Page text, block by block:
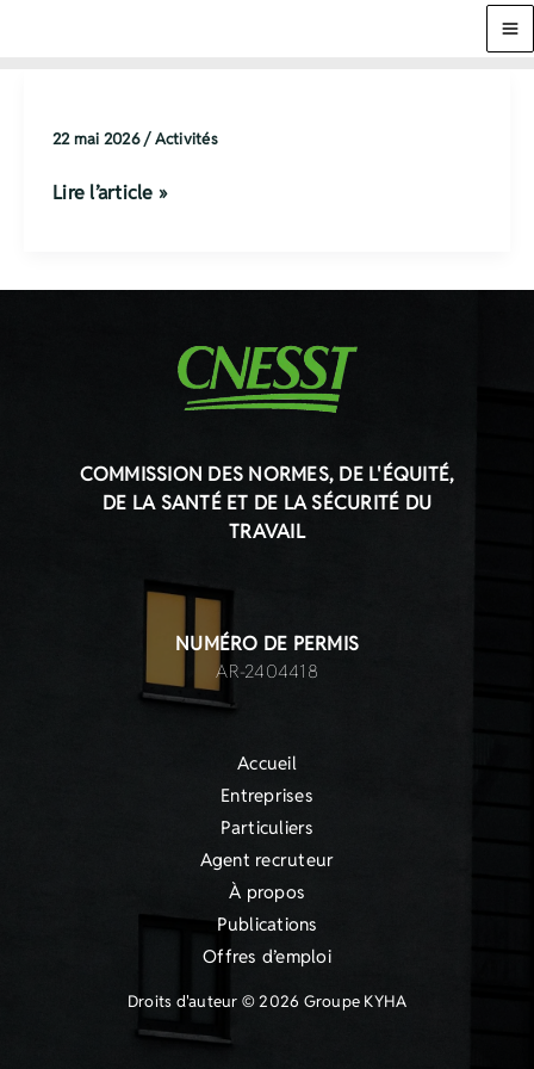
22 mai 2026/Activités
Journée
Lire l’article »
COMMISSION DES NORMES, DE L'ÉQUITÉ,
DE LA SANTÉ ET DE LA SÉCURITÉ DU
TRAVAIL
NUMÉRO DE PERMIS
AR-2404418
Accueil
Entreprises
Particuliers
Agent recruteur
À propos
Publications
Offres d’emploi
Droits d'auteur © 2026 Groupe KYHA